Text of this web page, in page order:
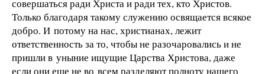
совершаться ради Христа и ради тех, кто Христов.
Только благодаря такому служению освящается всякое
добро. И потому на нас, христианах, лежит
ответственность за то, чтобы не разочаровались и не
пришли в уныние ищущие Царства Христова, даже
если они еще не во всем разделяют полноту нашего